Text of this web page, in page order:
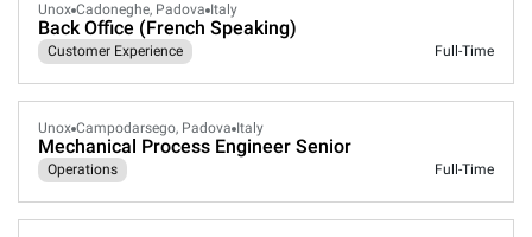
Unox Cadoneghe, Padova Italy
Back Office (French Speaking)
Customer Experience Full-Time
Unox Campodarsego, Padova Italy
Mechanical Process Engineer Senior
Operations Full-Time